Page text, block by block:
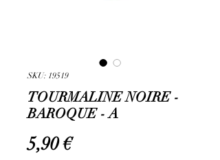
SKU: 19519
TOURMALINE NOIRE -
BAROQUE - A
5,90 €Preço